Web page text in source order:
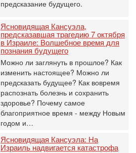
предсказание будущего.
Ясновидящая Кансуэла,
предсказавшая трагедию 7 октября
в Израиле: Волшебное время для
познания будущего
Можно ли заглянуть в прошлое? Как
изменить настоящее? Можно ли
предсказать будущее? Как вовремя
распознать болезнь и сохранить
здоровье? Почему самое
благоприятное время - между Новым
годом и…
Ясновидящая Кансуэла: На
Израиль надвигается катастрофа